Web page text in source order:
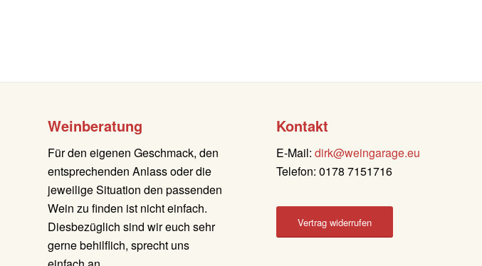
Weinberatung
Für den eigenen Geschmack, den
entsprechenden Anlass oder die
jeweilige Situation den passenden
Wein zu finden ist nicht einfach.
Diesbezüglich sind wir euch sehr
gerne behilflich, sprecht uns
Kontakt
E-Mail: dirk@weingarage.eu
Telefon: 0178 7151716
Vertrag widerrufen